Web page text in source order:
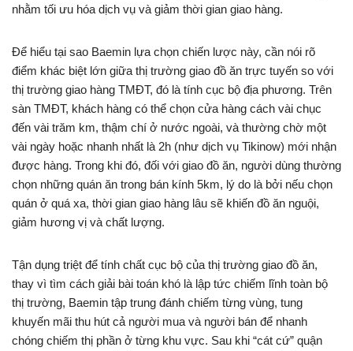
nhằm tối ưu hóa dịch vụ và giảm thời gian giao hàng.
Để hiểu tại sao Baemin lựa chọn chiến lược này, cần nói rõ
điểm khác biệt lớn giữa thị trường giao đồ ăn trực tuyến so với
thị trường giao hàng TMĐT, đó là tính cục bộ địa phương. Trên
sàn TMĐT, khách hàng có thể chọn cửa hàng cách vài chục
đến vài trăm km, thậm chí ở nước ngoài, và thường chờ một
vài ngày hoặc nhanh nhất là 2h (như dịch vụ Tikinow) mới nhận
được hàng. Trong khi đó, đối với giao đồ ăn, người dùng thường
chọn những quán ăn trong bán kính 5km, lý do là bởi nếu chọn
quán ở quá xa, thời gian giao hàng lâu sẽ khiến đồ ăn nguội,
giảm hương vị và chất lượng.
Tận dụng triệt để tính chất cục bộ của thị trường giao đồ ăn,
thay vì tìm cách giải bài toán khó là lập tức chiếm lĩnh toàn bộ
thị trường, Baemin tập trung đánh chiếm từng vùng, tung
khuyến mãi thu hút cả người mua và người bán để nhanh
chóng chiếm thị phần ở từng khu vực. Sau khi “cát cứ” quận